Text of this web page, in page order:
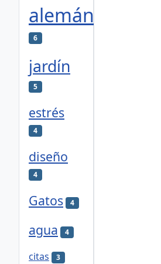
alemán
6
jardín
5
estrés
4
diseño
4
Gatos 4
agua 4
citas 3